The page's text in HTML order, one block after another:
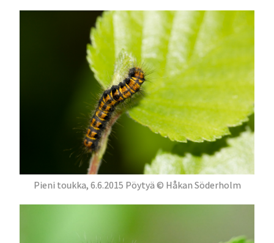
Pieni toukka, 6.6.2015 Pöytyä © Håkan Söderholm